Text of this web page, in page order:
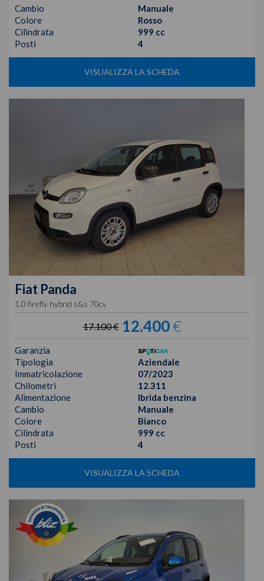
Cambio
Manuale
Colore
Rosso
Cilindrata
999 cc
Posti
4
VISUALIZZA LA SCHEDA
Fiat Panda
1.0 firefly hybrid s&s 70cv
17.100 € 12.400€
Garanzia
Tipologia
Aziendale
Immatricolazione
07/2023
Chilometri
12.311
Alimentazione
Ibrida benzina
Cambio
Manuale
Colore
Bianco
Cilindrata
999 cc
Posti
4
VISUALIZZA LA SCHEDA